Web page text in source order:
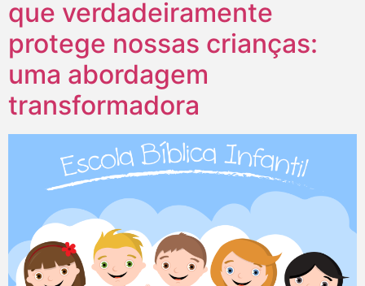
que verdadeiramente
protege nossas crianças:
uma abordagem
transformadora